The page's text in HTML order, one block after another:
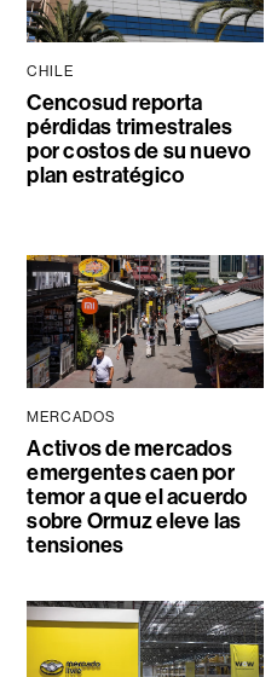
CHILE
Cencosud reporta
pérdidas trimestrales
por costos de su nuevo
plan estratégico
MERCADOS
Activos de mercados
emergentes caen por
temor a que el acuerdo
sobre Ormuz eleve las
tensiones